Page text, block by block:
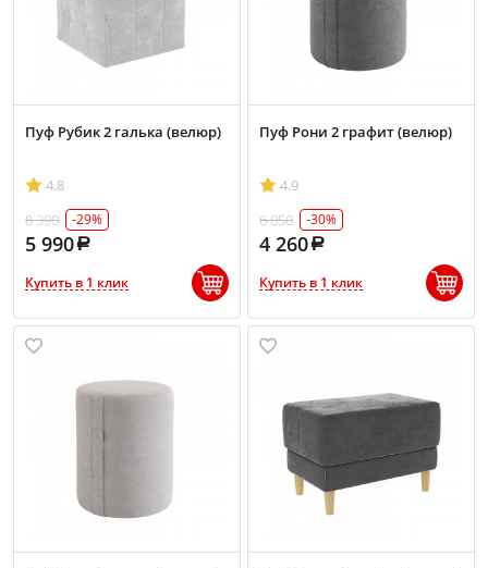
Пуф Рубик 2 галька (велюр)
4.8
8 390
-29%
5 990
Купить в 1 клик
Пуф Рони 2 графит (велюр)
4.9
6 050
-30%
4 260
Купить в 1 клик